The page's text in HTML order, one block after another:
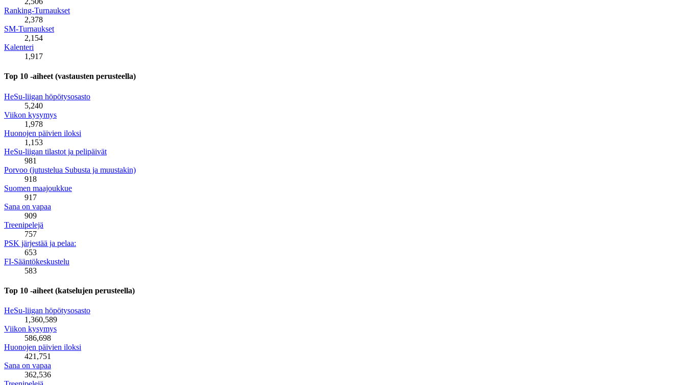
Ranking-Turnaukset
2,378
SM-Turnaukset
2,154
Kalenteri
1,917
Top 10 -aiheet (vastausten perusteella)
HeSu-liigan höpötysosasto
5,240
Viikon kysymys
1,978
Huonojen päivien iloksi
1,153
HeSu-liigan tilastot ja pelipäivät
981
Porvoo (jutustelua Subusta ja muustakin)
918
Suomen maajoukkue
917
Sana on vapaa
909
Treenipelejä
757
PSK järjestää ja pelaa:
653
FI-Sääntökeskustelu
583
Top 10 -aiheet (katselujen perusteella)
HeSu-liigan höpötysosasto
1,360,589
Viikon kysymys
586,698
Huonojen päivien iloksi
421,751
Sana on vapaa
362,536